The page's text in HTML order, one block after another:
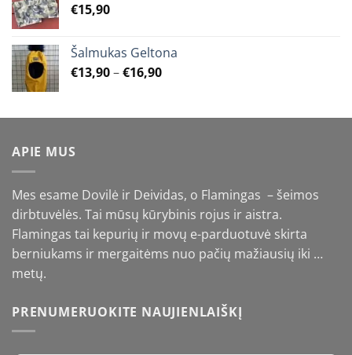
€15,90
Šalmukas Geltona
€13,90–€16,90Price
through
APIE MUS
Mes esame Dovilė ir Deividas, o Flamingas – šeimos
dirbtuvėlės. Tai mūsų kūrybinis rojus ir aistra.
Flamingas tai kepurių ir movų e-parduotuvė skirta
berniukams ir mergaitėms nuo pačių mažiausių iki …
metų.
PRENUMERUOKITE NAUJIENLAIŠKĮ